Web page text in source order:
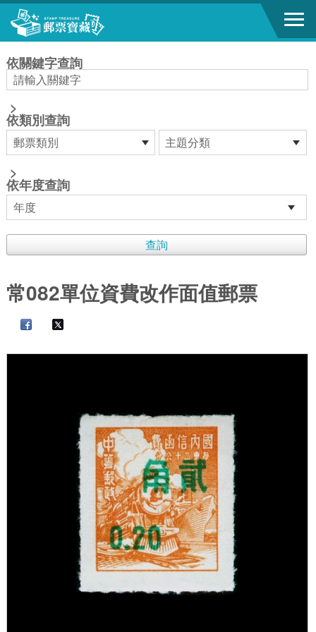
跳到主要內容區塊
依關鍵字查詢
>
依類別查詢
>
依年度查詢
常082單位資費改作面值郵票